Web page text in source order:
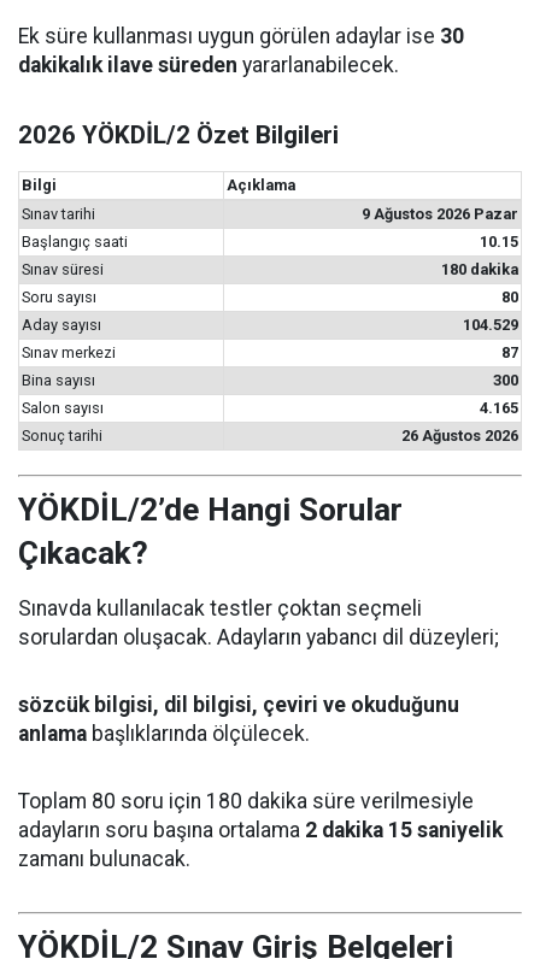
Ek süre kullanması uygun görülen adaylar ise 30
dakikalık ilave süreden yararlanabilecek.
2026 YÖKDİL/2 Özet Bilgileri
Bilgi
Açıklama
Sınav tarihi
9 Ağustos 2026 Pazar
Başlangıç saati
10.15
Sınav süresi
180 dakika
Soru sayısı
80
Aday sayısı
104.529
Sınav merkezi
87
Bina sayısı
300
Salon sayısı
4.165
Sonuç tarihi
26 Ağustos 2026
YÖKDİL/2’de Hangi Sorular
Çıkacak?
Sınavda kullanılacak testler çoktan seçmeli
sorulardan oluşacak. Adayların yabancı dil düzeyleri;
sözcük bilgisi, dil bilgisi, çeviri ve okuduğunu
anlama başlıklarında ölçülecek.
Toplam 80 soru için 180 dakika süre verilmesiyle
adayların soru başına ortalama 2 dakika 15 saniyelik
zamanı bulunacak.
YÖKDİL/2 Sınav Giriş Belgeleri